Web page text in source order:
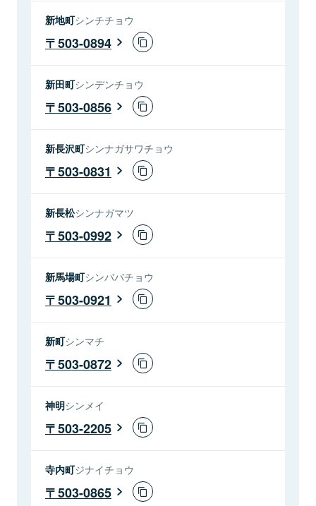
新地町シンチチョウ
503-0894
新田町シンデンチョウ
503-0856
新長沢町シンナガサワチョウ
503-0831
新長松シンナガマツ
503-0992
新馬場町シンババチョウ
503-0921
新町シンマチ
503-0872
神明シンメイ
503-2205
寺内町ジナイチョウ
503-0865